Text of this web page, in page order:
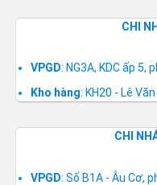
CHI
VPGD: NG3A, KDC ấp 5,
Kho hàng: KH20 - Lê
CHI
VPGD: Số B1A - Âu Cơ,